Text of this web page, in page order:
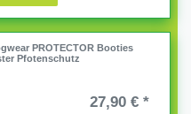
PROTECTOR Booties
Pfotenschutz
27,90 € *